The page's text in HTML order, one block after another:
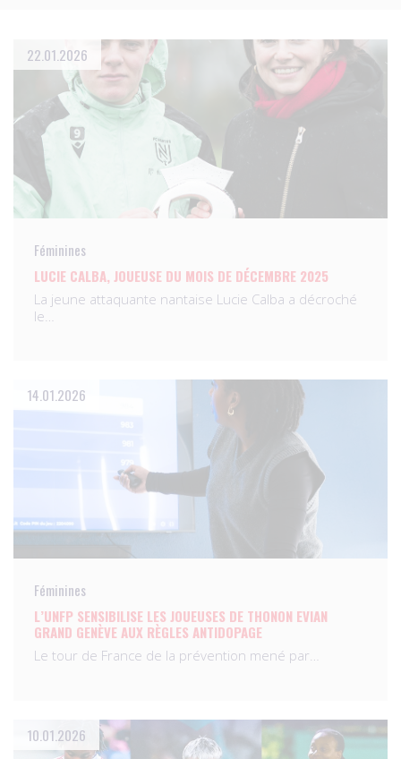
22.01.2026
Féminines
LUCIE CALBA, JOUEUSE DU MOIS DE DÉCEMBRE 2025
La jeune attaquante nantaise Lucie Calba a décroché
le…
14.01.2026
Féminines
L’UNFP SENSIBILISE LES JOUEUSES DE THONON EVIAN
GRAND GENÈVE AUX RÈGLES ANTIDOPAGE
Le tour de France de la prévention mené par…
10.01.2026